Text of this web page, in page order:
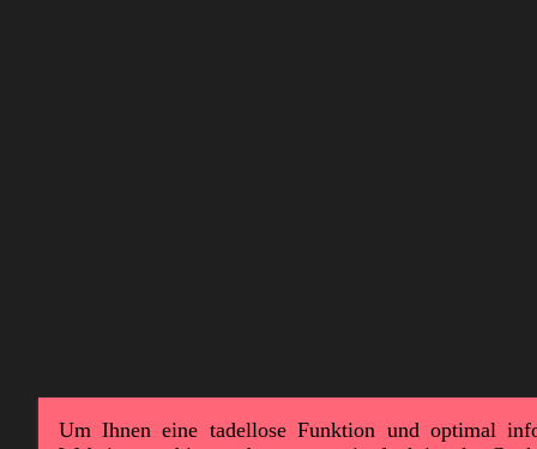
Um Ihnen eine tadellose Funktion und optimal